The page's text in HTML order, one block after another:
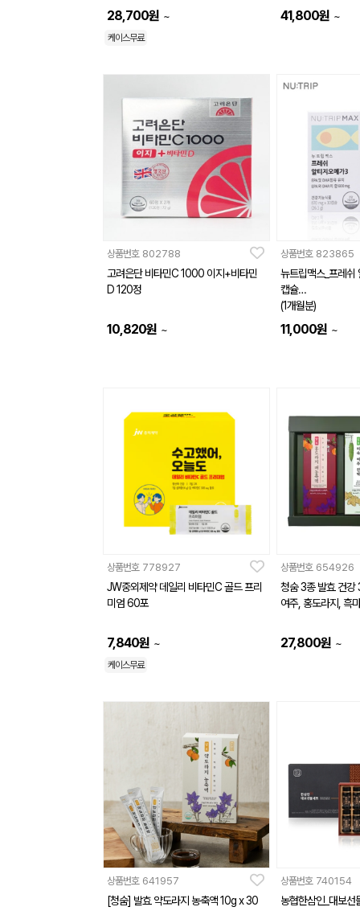
28,700원 ~
케이스무료
41,800원 ~
상품번호 802788
고려은단 비타민C 1000 이지+비타민
D 120정
10,820원 ~
상품번호 823865
뉴트립맥스_프레
캡슐
(1개월분)
11,000원 ~
상품번호 778927
JW중외제약 데일리 비타민C 골드 프리
미엄 60포
7,840원 ~
케이스무료
상품번호 654926
청숨 3종 발효 건강
여주, 홍도라지, 흑
27,800원 ~
상품번호 641957
[청숨] 발효 약도라지 농축액 10g x 30
상품번호 740154
농협한삼인_대보선